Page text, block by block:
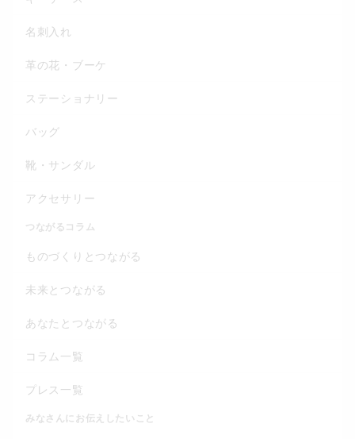
名刺入れ
革の花・ブーケ
ステーショナリー
バッグ
靴・サンダル
アクセサリー
つながるコラム
ものづくりとつながる
未来とつながる
あなたとつながる
コラム一覧
プレス一覧
みなさんにお伝えしたいこと